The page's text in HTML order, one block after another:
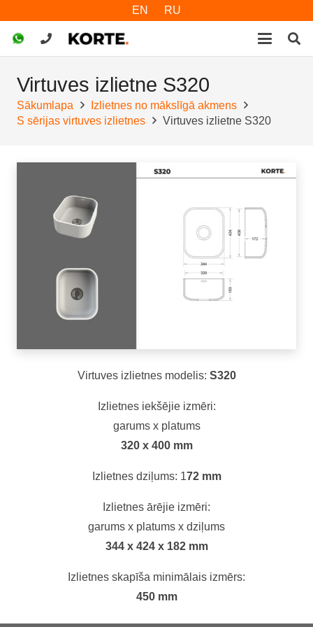
EN RU
Virtuves izlietne S320
Sākumlapa
Izlietnes no mākslīgā akmens
S sērijas virtuves izlietnes
Virtuves izlietne S320
Virtuves izlietnes modelis: S320
Izlietnes iekšējie izmēri:
garums x platums
320 x 400 mm
Izlietnes dziļums: 172 mm
Izlietnes ārējie izmēri:
garums x platums x dziļums
344 x 424 x 182 mm
Izlietnes skapīša minimālais izmērs:
450 mm